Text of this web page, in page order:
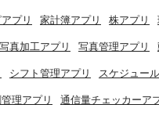
プリ 家計簿アプリ 株アプリ
写真加工アプリ 写真管理アプリ
シフト管理アプリ スケジュー
理アプリ 通信量チェッカーア